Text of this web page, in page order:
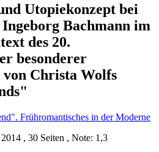
Utopiekonzept bei
Bachmann im
des 20.
besonderer
Christa Wolfs
, 30 Seiten , Note: 1,3